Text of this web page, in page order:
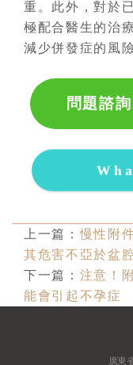
重。此外，對於
極配合醫生的治
減少併發症的風險
問題諮詢
上一篇：慢性附
其危害不亞於盆
下一篇： 注意！
能會引起不孕症
廣東